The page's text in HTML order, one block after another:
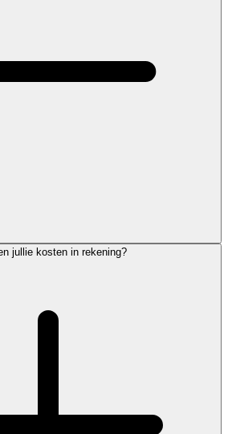
jullie kosten in rekening?